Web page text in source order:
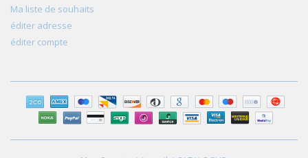
Ma liste de souhaits
éditer adresse
éditer compte